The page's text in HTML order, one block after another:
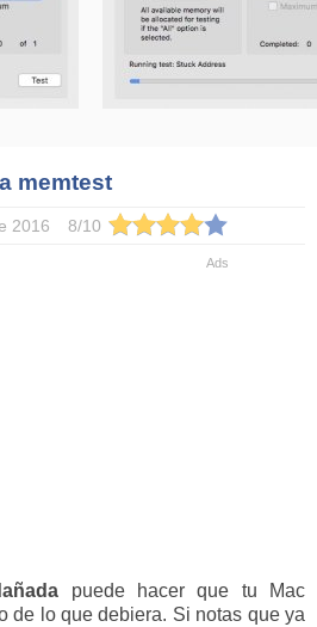
memtest
2016 8/10
puede hacer que tu Mac
de lo que debiera. Si notas que ya